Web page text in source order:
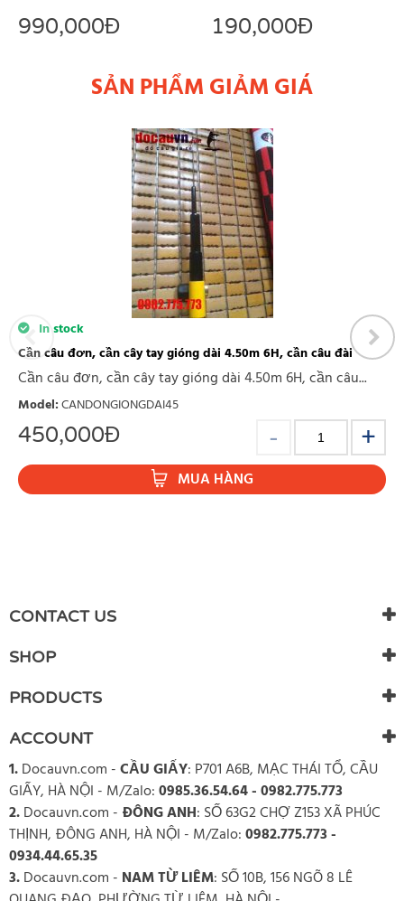
990,000Đ 190,000Đ
SẢN PHẨM GIẢM GIÁ
In stock
Cần câu đơn, cần cây tay gióng dài 4.50m 6H, cần câu đài
Cần câu đơn, cần cây tay gióng dài 4.50m 6H, cần câu...
Model:CANDONGIONGDAI45
450,000Đ
MUA HÀNG
CONTACT US
SHOP
PRODUCTS
ACCOUNT
1.Docauvn.com -CẦU GIẤY: P701 A6B, MẠC THÁI TỔ, CẦU
GIẤY, HÀ NỘI - M/Zalo:0985.36.54.64 - 0982.775.773
2.Docauvn.com - ĐÔNG ANH: SỐ 63G2 CHỢ Z153 XÃ PHÚC
THỊNH, ĐÔNG ANH, HÀ NỘI - M/Zalo:0982.775.773 -
0934.44.65.35
3.Docauvn.com - NAM TỪ LIÊM: SỐ 10B, 156 NGÕ 8 LÊ